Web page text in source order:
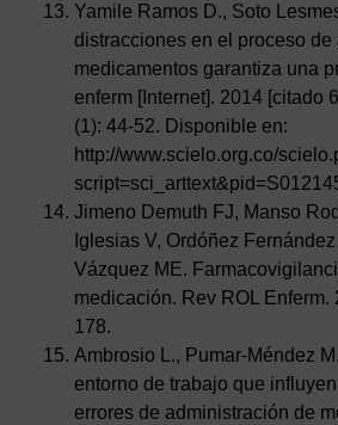
Yamile Ramos D., Soto
distracciones en el proceso
medicamentos garantiza una
enferm [Internet]. 2014 [citado
(1): 44-52. Disponible en:
http://www.scielo.org.co/
Jimeno Demuth FJ, Manso
Iglesias V, Ordóñez
Vázquez ME.
medicación. Rev ROL Enferm.
178.
Ambrosio L., Pumar-Méndez
entorno de trabajo que
errores de administración de